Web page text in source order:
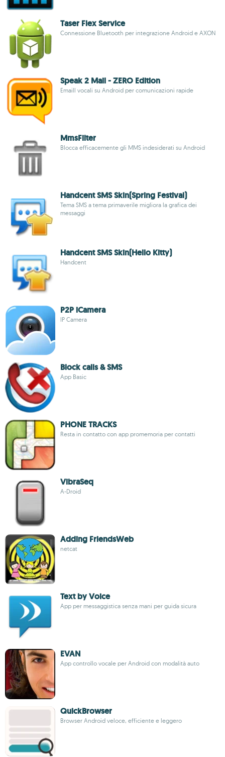
Taser Flex Service
Connessione Bluetooth per integrazione Android e AXON
Speak 2 Mail - ZERO Edition
Emaill vocali su Android per comunicazioni rapide
MmsFilter
Blocca efficacemente gli MMS indesiderati su Android
Handcent SMS Skin(Spring Festival)
Tema SMS a tema primaverile migliora la grafica dei
messaggi
Handcent SMS Skin(Hello Kitty)
Handcent
P2P iCamera
IP Camera
Block calls & SMS
App Basic
PHONE TRACKS
Resta in contatto con app promemoria per contatti
VibraSeq
A-Droid
Adding FriendsWeb
netcat
Text by Voice
App per messaggistica senza mani per guida sicura
EVAN
App controllo vocale per Android con modalità auto
QuickBrowser
Browser Android veloce, efficiente e leggero